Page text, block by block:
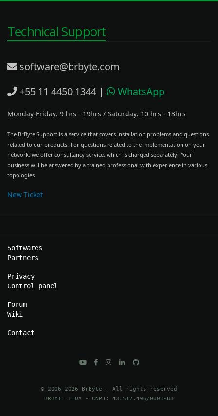
Technical Support
software@brbyte.com
+55 11 4450 1344 | WhatsApp
Monday-Friday: 9 hrs - 19hrs / Saturday: 10 hrs - 13hrs
The BrByte Support is a service that covers installation problems and questions
related to our products. For questions related to the implementation on your
network, we offer consultancy service, which is charged separately. Your
business will be answered by a trained professional with experience in various
topologies
New Ticket
Softwares
Partners
Privacy
Control panel
Forum
Wiki
Contact
© 2006-2026 BrByte - All rights reserved
BRBYTE LTDA - CNPJ: 43.517.496/0001-88